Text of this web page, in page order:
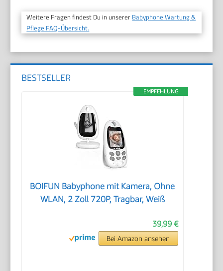
Weitere Fragen findest Du in unserer Babyphone Wartung &
Pflege FAQ-Übersicht.
BESTSELLER
EMPFEHLUNG
BOIFUN Babyphone mit Kamera, Ohne
WLAN, 2 Zoll 720P, Tragbar, Weiß
39,99 €
Bei Amazon ansehen